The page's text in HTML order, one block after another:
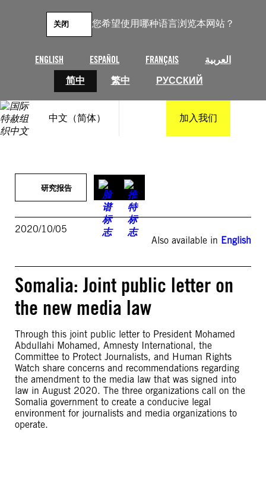
您希望使用哪种语言浏览本网站？
ENGLISH ESPAÑOL FRANÇAIS
العربية
简中
繁中 РУССКИЙ
关闭
中文（简体） 加入我们
研究报告
2020/10/05
Also available in English
Somalia: Joint public letter on
the new media law
Through this joint public letter to President Mohamed
Abdullahi Mohamed, Amnesty International, the
Committee to Protect Journalists, and Human Rights
Watch share concerns and recommendations regarding
the amendment to the media law that was signed into
law in August 2020. The three organizations call on the
Somalia government to create a conducive legal
environment for journalists and media organizations to
operate.